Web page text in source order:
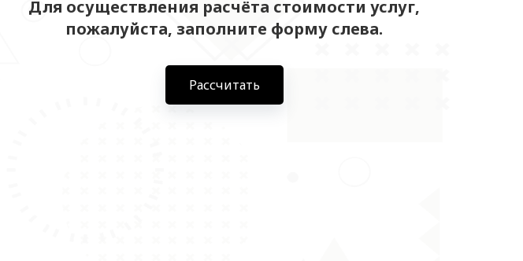
Для осуществления расчёта стоимости услуг,
пожалуйста, заполните форму слева.
Рассчитать